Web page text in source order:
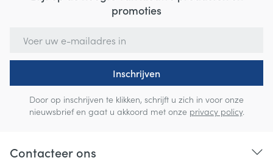
promoties
Inschrijven
Door op inschrijven te klikken, schrijft u zich in voor onze
nieuwsbrief en gaat u akkoord met onze privacy policy.
Contacteer ons